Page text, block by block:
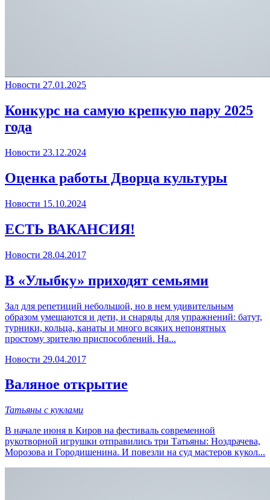
Новости 27.01.2025
Конкурс на самую крепкую пару 2025
года
Новости 23.12.2024
Оценка работы Дворца культуры
Новости 15.10.2024
ЕСТЬ ВАКАНСИЯ!
Новости 28.04.2017
В «Улыбку» приходят семьями
Зал для репетиций небольшой, но в нем удивительным
образом умещаются и дети, и снаряды для упражнений: батут,
турники, кольца, канаты и много всяких непонятных
простому зрителю приспособлений. На...
Новости 29.04.2017
Валяное открытие
Татьяны с куклами
В начале июня в Киров на фестиваль современной
рукотворной игрушки отправились три Татьяны: Ноздрачева,
Морозова и Городишенина. И повезли на суд мастеров кукол...